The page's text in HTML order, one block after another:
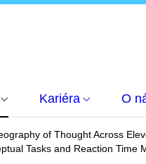
Kariéra O
of Thought Across
Tasks and Reaction Time